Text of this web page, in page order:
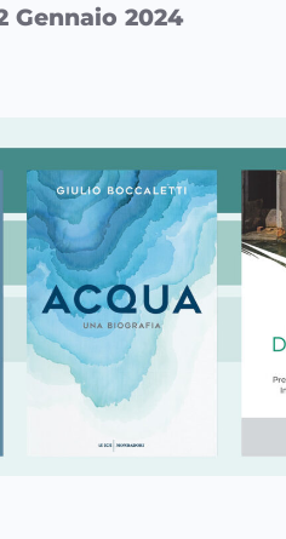
Gennaio 2024